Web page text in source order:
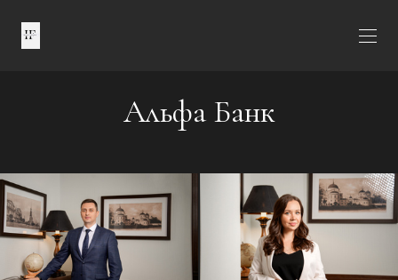
Альфа Банк